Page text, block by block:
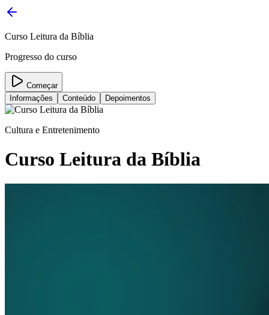
Curso Leitura da Bíblia
Progresso do curso
Começar
Informações
Conteúdo Depoimentos
Cultura e Entretenimento
Curso Leitura da Bíblia